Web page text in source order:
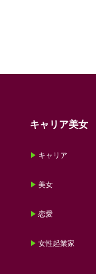
キャリア美女
キャリア
美女
恋愛
女性起業家